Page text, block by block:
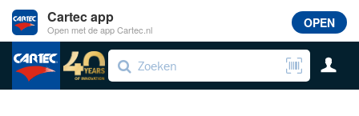
Cartec app
Open met de app Cartec.nl OPEN